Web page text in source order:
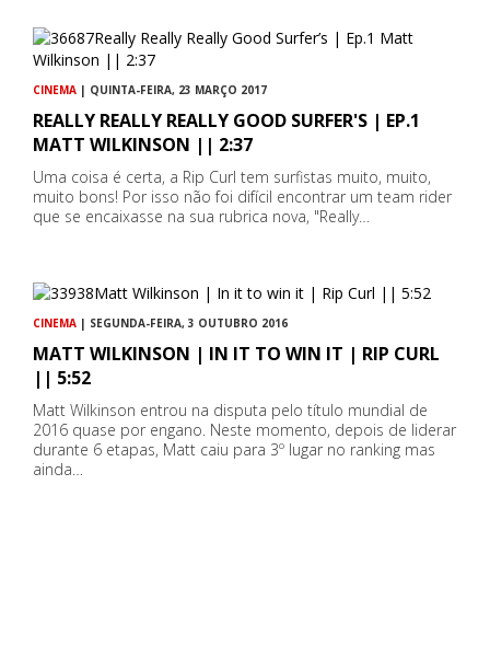
CINEMA | QUINTA-FEIRA, 23 MARÇO 2017
REALLY REALLY REALLY GOOD SURFER'S | EP.1
MATT WILKINSON || 2:37
Uma coisa é certa, a Rip Curl tem surfistas muito, muito,
muito bons! Por isso não foi difícil encontrar um team rider
que se encaixasse na sua rubrica nova, "Really…
CINEMA | SEGUNDA-FEIRA, 3 OUTUBRO 2016
MATT WILKINSON | IN IT TO WIN IT | RIP CURL
|| 5:52
Matt Wilkinson entrou na disputa pelo título mundial de
2016 quase por engano. Neste momento, depois de liderar
durante 6 etapas, Matt caiu para 3º lugar no ranking mas
ainda…